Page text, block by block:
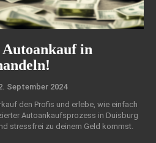
in
September 2024
den Profis und erlebe, wie einfach
Autoankaufsprozess in Duisburg
stressfrei zu deinem Geld kommst.